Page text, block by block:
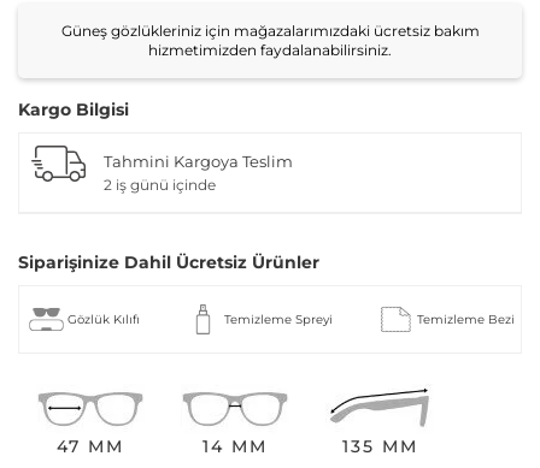
Güneş gözlükleriniz için mağazalarımızdaki ücretsiz bakım
hizmetimizden faydalanabilirsiniz.
Kargo Bilgisi
Tahmini Kargoya Teslim
2 iş günü içinde
Siparişinize Dahil Ücretsiz Ürünler
Gözlük Kılıfı Temizleme Spreyi Temizleme Bezi
47 MM 14 MM 135 MM